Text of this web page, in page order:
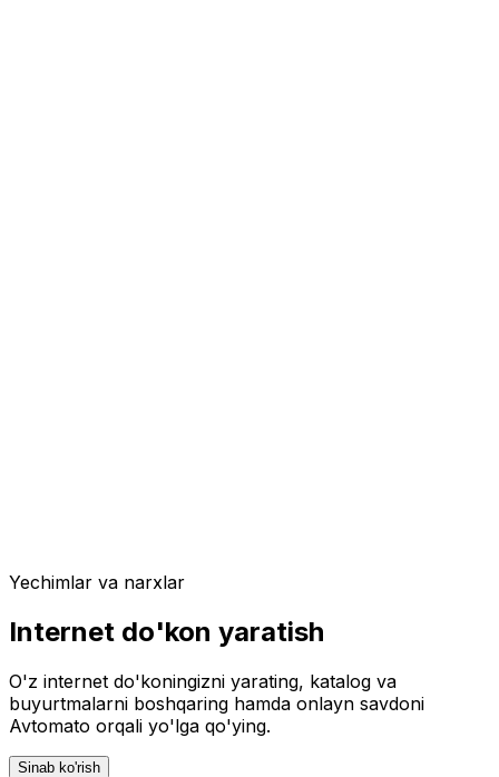
Yechimlar va narxlar
Internet do'kon yaratish
O'z internet do'koningizni yarating, katalog va
buyurtmalarni boshqaring hamda onlayn savdoni
Avtomato orqali yo'lga qo'ying.
Sinab ko'rish